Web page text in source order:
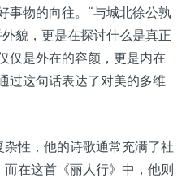
事物的向往。“与城北徐公孰
貌，更是在探讨什么是真正
仅是外在的容颜，更是内在
过这句话表达了对美的多维
性，他的诗歌通常充满了社
在这首《丽人行》中，他则